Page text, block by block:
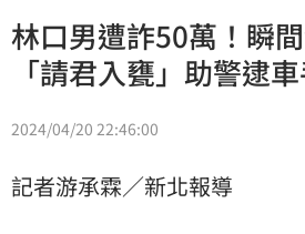
林口男遭詐50萬！瞬
「請君入甕」助警逮
2024/04/20 22:46:00
記者游承霖／新北報導